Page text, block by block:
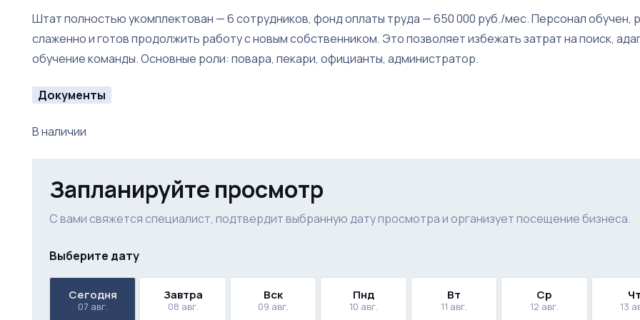
Штат полностью укомплектован — 6 сотрудников, фонд оплаты труда — 650 000 руб./мес. Персонал обучен,
слаженно и готов продолжить работу с новым собственником. Это позволяет избежать затрат на поиск,
обучение команды. Основные роли: повара, пекари, официанты, администратор.
Документы
В наличии
Запланируйте просмотр
С вами свяжется специалист, подтвердит выбранную дату просмотра и организует посещение бизнеса.
Выберите дату
Сегодня
07 авг.
Завтра
08 авг.
Вск
09 авг.
Пнд
10 авг.
Вт
11 авг.
Ср
12 авг.
Чт
13